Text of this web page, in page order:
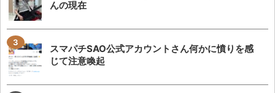
んの現在
スマパチSAO公式アカウントさん何かに憤りを感
じて注意喚起